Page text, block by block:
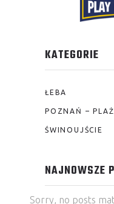
KATEGORIE
ŁEBA
POZNAŃ –
ŚWINOUJŚCIE
NAJNOWSZE
Sorry, no posts